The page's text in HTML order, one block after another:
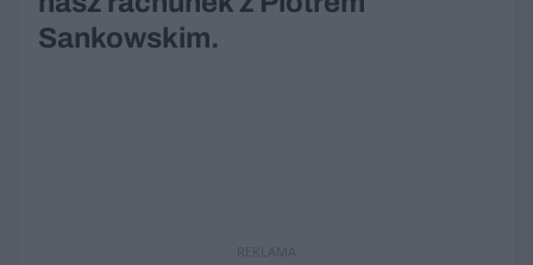
Sankowskim.
REKLAMA